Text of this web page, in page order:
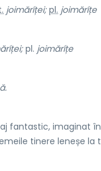
joimăríței; pl. joimăríțe
pl. joimăríțe
fantastic, imaginat
tinere leneșe la